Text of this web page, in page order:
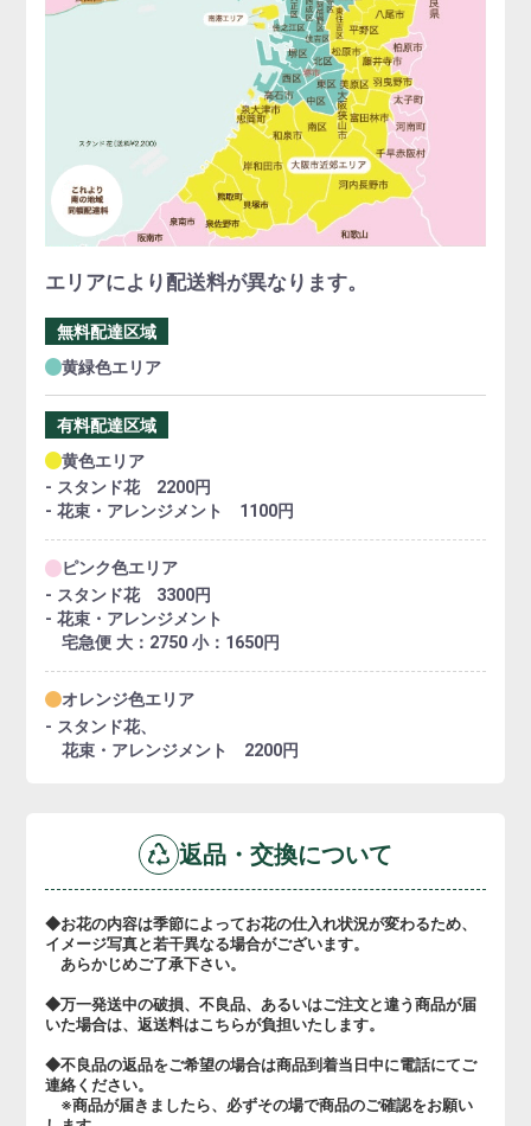
エリアにより配送料が異なります。
無料配達区域
黄緑色エリア
有料配達区域
黄色エリア
- スタンド花 2200円
- 花束・アレンジメント 1100円
ピンク色エリア
- スタンド花 3300円
- 花束・アレンジメント
宅急便 大：2750 小：1650円
オレンジ色エリア
- スタンド花、
花束・アレンジメント 2200円
返品・交換について
◆お花の内容は季節によってお花の仕入れ状況が変わるため、
イメージ写真と若干異なる場合がございます。
あらかじめご了承下さい。
◆万一発送中の破損、不良品、あるいはご注文と違う商品が届
いた場合は、返送料はこちらが負担いたします。
◆不良品の返品をご希望の場合は商品到着当日中に電話にてご
連絡ください。
※商品が届きましたら、必ずその場で商品のご確認をお願い